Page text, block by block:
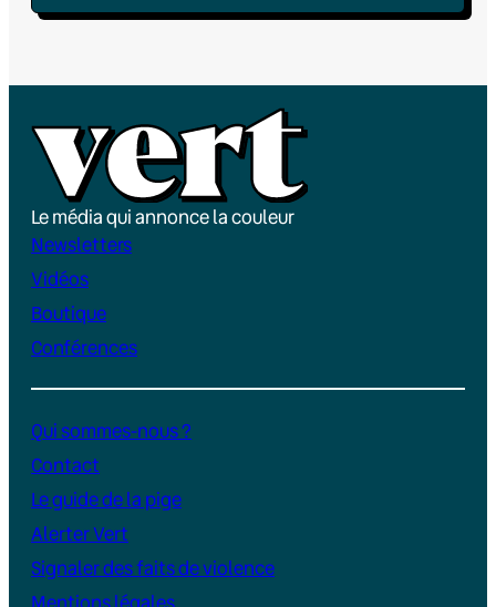
Le média qui annonce la couleur
Newsletters
Vidéos
Boutique
Conférences
Qui sommes-nous ?
Contact
Le guide de la pige
Alerter Vert
Signaler des faits de violence